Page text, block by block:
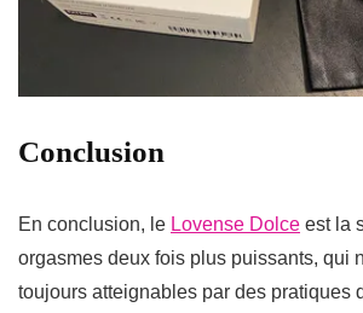
Conclusion
En conclusion, le Lovense Dolce est la
orgasmes deux fois plus puissants, qui
toujours atteignables par des pratiques